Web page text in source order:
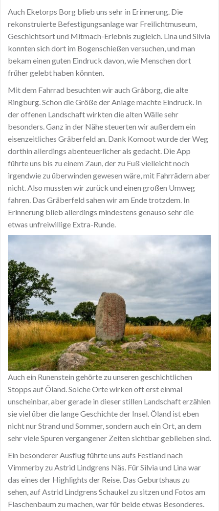
Auch Eketorps Borg blieb uns sehr in Erinnerung. Die
rekonstruierte Befestigungsanlage war Freilichtmuseum,
Geschichtsort und Mitmach-Erlebnis zugleich. Lina und Silvia
konnten sich dort im Bogenschießen versuchen, und man
bekam einen guten Eindruck davon, wie Menschen dort
früher gelebt haben könnten.
Mit dem Fahrrad besuchten wir auch Gråborg, die alte
Ringburg. Schon die Größe der Anlage machte Eindruck. In
der offenen Landschaft wirkten die alten Wälle sehr
besonders. Ganz in der Nähe steuerten wir außerdem ein
eisenzeitliches Gräberfeld an. Dank Komoot wurde der Weg
dorthin allerdings abenteuerlicher als gedacht. Die App
führte uns bis zu einem Zaun, der zu Fuß vielleicht noch
irgendwie zu überwinden gewesen wäre, mit Fahrrädern aber
nicht. Also mussten wir zurück und einen großen Umweg
fahren. Das Gräberfeld sahen wir am Ende trotzdem. In
Erinnerung blieb allerdings mindestens genauso sehr die
etwas unfreiwillige Extra-Runde.
Auch ein Runenstein gehörte zu unseren geschichtlichen
Stopps auf Öland. Solche Orte wirken oft erst einmal
unscheinbar, aber gerade in dieser stillen Landschaft erzählen
sie viel über die lange Geschichte der Insel. Öland ist eben
nicht nur Strand und Sommer, sondern auch ein Ort, an dem
sehr viele Spuren vergangener Zeiten sichtbar geblieben sind.
Ein besonderer Ausflug führte uns aufs Festland nach
Vimmerby zu Astrid Lindgrens Näs. Für Silvia und Lina war
das eines der Highlights der Reise. Das Geburtshaus zu
sehen, auf Astrid Lindgrens Schaukel zu sitzen und Fotos am
Flaschenbaum zu machen, war für beide etwas Besonderes.